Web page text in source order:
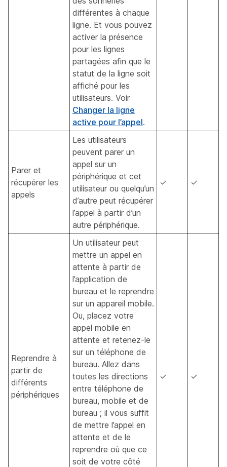
différentes à chaque
ligne. Et vous pouvez
activer la présence
pour les lignes
partagées afin que le
statut de la ligne soit
affiché pour les
utilisateurs. Voir
Changer la ligne
active pour l’appel.
Parer et
récupérer les
appels
Les utilisateurs
peuvent parer un
appel sur un
périphérique et cet
utilisateur ou quelqu’un
d’autre peut récupérer
l’appel à partir d’un
autre périphérique.
✓ ✓
Reprendre à
partir de
différents
périphériques
Un utilisateur peut
mettre un appel en
attente à partir de
l’application de
bureau et le reprendre
sur un appareil mobile.
Ou, placez votre
appel mobile en
attente et retenez-le
sur un téléphone de
bureau. Allez dans
toutes les directions
entre téléphone de
bureau, mobile et de
bureau ; il vous suffit
de mettre l’appel en
attente et de le
reprendre où que ce
soit de votre côté
✓ ✓